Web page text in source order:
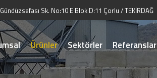
Sk. No:10 E Blok D:11 Çorlu / TEKİRDAĞ
Ürünler Sektörler Referanslar